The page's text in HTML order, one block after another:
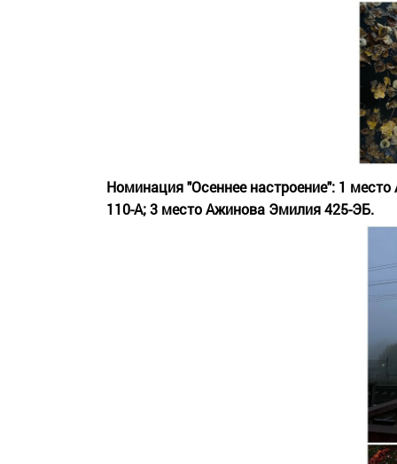
Номинация "Осеннее настроение": 1
110-А; 3 место Ажинова Эмилия 425-ЭБ.